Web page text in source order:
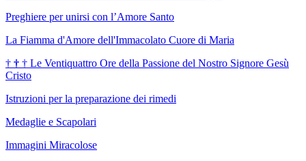
Preghiere per unirsi con l’Amore Santo
La Fiamma d'Amore dell'Immacolato Cuore di Maria
† † † Le Ventiquattro Ore della Passione del Nostro Signore Gesù
Cristo
Istruzioni per la preparazione dei rimedi
Medaglie e Scapolari
Immagini Miracolose